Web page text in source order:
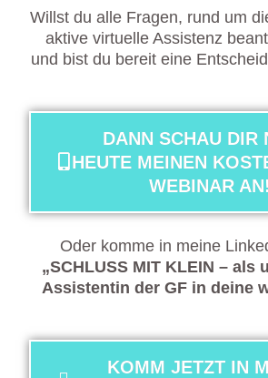
Willst du alle Fragen, rund um
aktive virtuelle Assistenz
und bist du bereit eine
DANN SCHAU DIR
HEUTE MEINEN
WEBINAR AN!
Oder komme in meine
„SCHLUSS MIT KLEIN – als
Assistentin der GF in deine
KOMM JETZT IN